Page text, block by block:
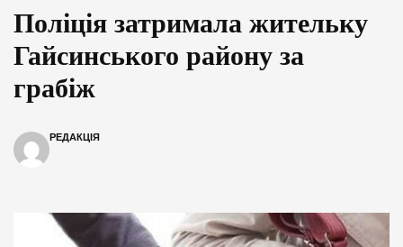
Поліція затримала жительку
Гайсинського району за
грабіж
РЕДАКЦІЯ